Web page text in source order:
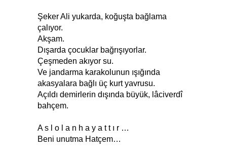
Şeker Ali yukarda, koğuşta bağlama
çalıyor.
Akşam.
Dışarda çocuklar bağrışıyorlar.
Çeşmeden akıyor su.
Ve jandarma karakolunun ışığında
akasyalara bağlı üç kurt yavrusu.
Açıldı demirlerin dışında büyük, lâciverdî
bahçem.
A s l o l a n h a y a t t ı r …
Beni unutma Hatçem…